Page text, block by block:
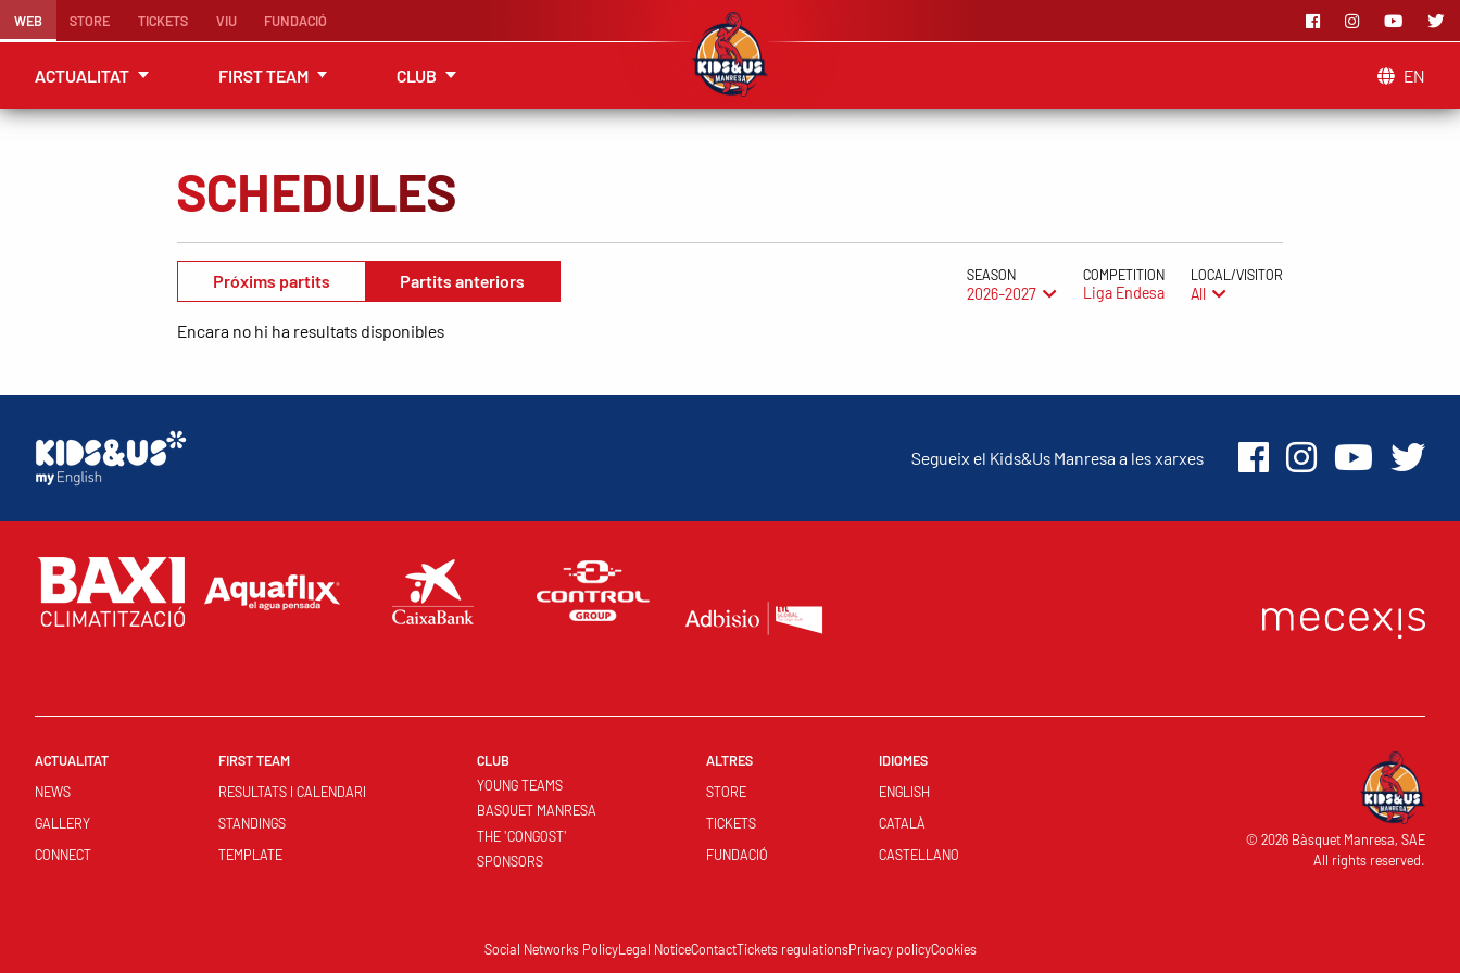
WEB STORE TICKETS VIU FUNDACIÓ
ACTUALITAT FIRST TEAM CLUB EN
SCHEDULES
Próxims partits Partits anteriors SEASON
2026-2027
COMPETITION
Liga Endesa
LOCAL/VISITOR
All
Encara no hi ha resultats disponibles
Segueix el Kids&Us Manresa a les xarxes
ACTUALITAT
NEWS
GALLERY
CONNECT
FIRST TEAM
RESULTATS I CALENDARI
STANDINGS
TEMPLATE
CLUB
YOUNG TEAMS
BASQUET MANRESA
THE 'CONGOST'
SPONSORS
ALTRES
STORE
TICKETS
FUNDACIÓ
IDIOMES
ENGLISH
CATALÀ
CASTELLANO
© 2026 Bàsquet Manresa, SAE
All rights reserved.
Social Networks PolicyLegal NoticeContactTickets regulationsPrivacy policyCookies